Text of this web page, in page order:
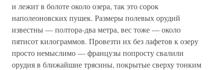
и лежит в болоте около озера, так это сорок
наполеоновских пушек. Размеры полевых орудий
известны — полтора-два метра, вес тоже — около
пятисот килограммов. Провезти их без лафетов к озеру
просто немыслимо — французы попросту свалили
орудия в ближайшие трясины, покрытые сверху тонким